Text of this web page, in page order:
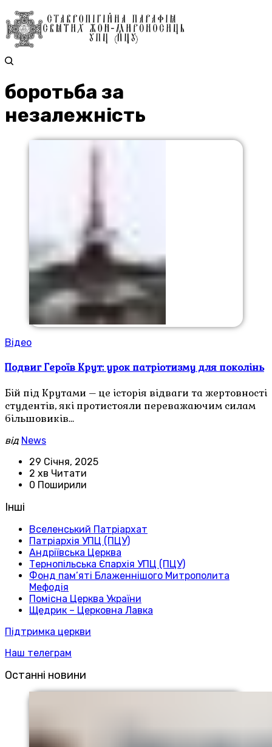
боротьба за
незалежність
Відео
Подвиг Героїв Крут: урок патріотизму для поколінь
Бій під Крутами – це історія відваги та жертовності
студентів, які протистояли переважаючим силам
більшовиків…
від News
29 Січня, 2025
2 хв Читати
0 Поширили
Інші
Вселенський Патріархат
Патріархія УПЦ (ПЦУ)
Андріївська Церква
Тернопільська Єпархія УПЦ (ПЦУ)
Фонд пам’яті Блаженнішого Митрополита
Мефодія
Помісна Церква України
Щедрик – Церковна Лавка
Підтримка церкви
Наш телеграм
Останні новини